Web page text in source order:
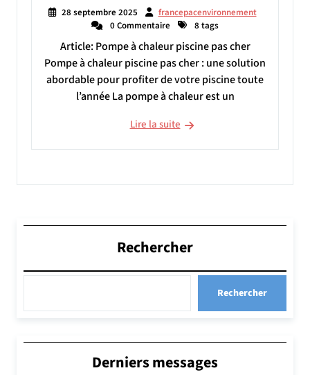
28 septembre 2025
francepacenvironnement
0 Commentaire
8 tags
Article: Pompe à chaleur piscine pas cher
Pompe à chaleur piscine pas cher : une solution
abordable pour profiter de votre piscine toute
l’année La pompe à chaleur est un
Lire la suite
Rechercher
Rechercher
Derniers messages